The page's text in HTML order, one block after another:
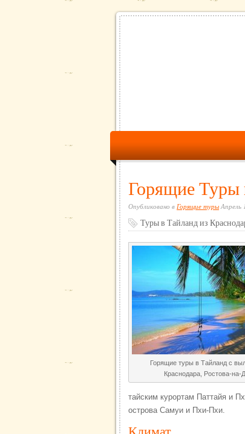
Горящие Туры
Опубликовано в Горящие турыАпрель
Туры в Тайланд из
Горящие туры в Тайланд с
Краснодара, Ростова-на-
тайским курортам Паттайя и
острова Самуи и Пхи-Пхи.